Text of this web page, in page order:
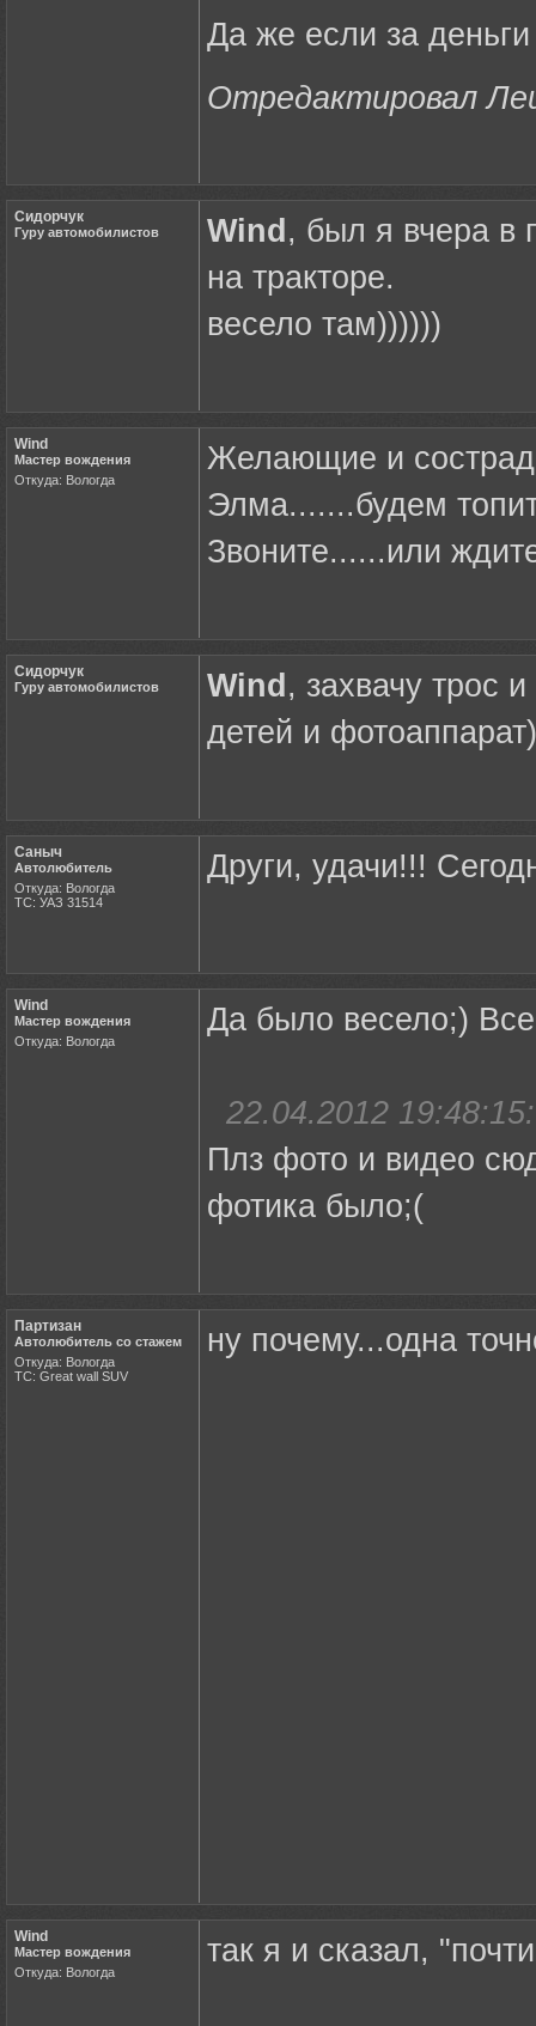
Да же если за
Отредактировал
Сидорчук
Гуру автомобилистов Wind , был я вчера в
на тракторе.
весело там))))))
Wind
Мастер вождения
Откуда: Вологда
Желающие и
Элма.......будем
Звоните......или
Сидорчук
Гуру автомобилистов Wind , захвачу трос
детей и
Саныч
Автолюбитель
Откуда: Вологда
ТС: УАЗ 31514
Други, удачи!!!
Wind
Мастер вождения
Откуда: Вологда
Да было весело;)
22.04.2012 19:48:15:
Плз фото и видео
фотика было;(
Партизан
Автолюбитель со стажем
Откуда: Вологда
ТС: Great wall SUV
ну почему...одна
Wind
Мастер вождения
Откуда: Вологда
так я и сказал,